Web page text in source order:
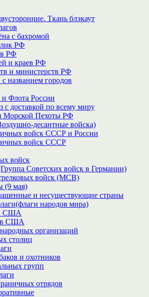
Ткань блэкаут
с бахромой
РФ
РФ
и краев РФ
и министерств РФ
названием городов
Флота России
с доставкой по всему миру
Пехоты РФ
десантные войска)
войск СССР и России
войск СССР
войск
Советских войск в Германии)
войск (МСВ)
(9 мая)
и несуществующие страны
народов мира)
США
США
организаций
столиц
и охотников
групп
отрядов